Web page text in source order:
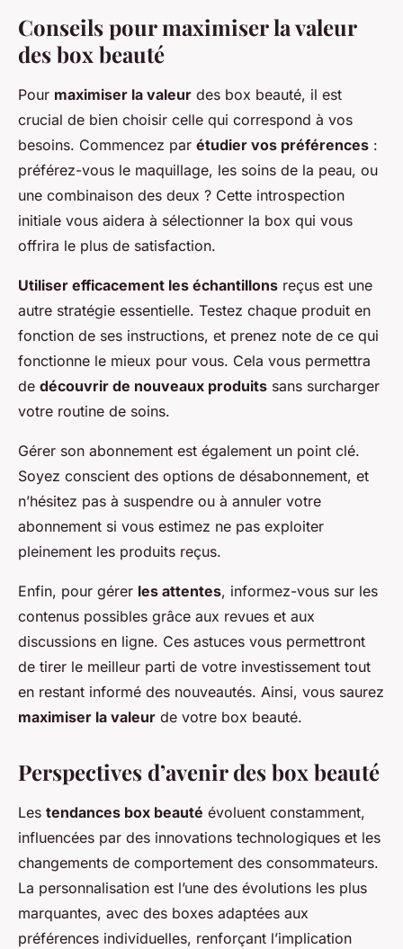
Conseils pour maximiser la valeur
des box beauté
Pour maximiser la valeur des box beauté, il est
crucial de bien choisir celle qui correspond à vos
besoins. Commencez par étudier vos préférences :
préférez-vous le maquillage, les soins de la peau, ou
une combinaison des deux ? Cette introspection
initiale vous aidera à sélectionner la box qui vous
offrira le plus de satisfaction.
Utiliser efficacement les échantillons reçus est une
autre stratégie essentielle. Testez chaque produit en
fonction de ses instructions, et prenez note de ce qui
fonctionne le mieux pour vous. Cela vous permettra
de découvrir de nouveaux produits sans surcharger
votre routine de soins.
Gérer son abonnement est également un point clé.
Soyez conscient des options de désabonnement, et
n’hésitez pas à suspendre ou à annuler votre
abonnement si vous estimez ne pas exploiter
pleinement les produits reçus.
Enfin, pour gérer les attentes, informez-vous sur les
contenus possibles grâce aux revues et aux
discussions en ligne. Ces astuces vous permettront
de tirer le meilleur parti de votre investissement tout
en restant informé des nouveautés. Ainsi, vous saurez
maximiser la valeur de votre box beauté.
Perspectives d’avenir des box beauté
Les tendances box beauté évoluent constamment,
influencées par des innovations technologiques et les
changements de comportement des consommateurs.
La personnalisation est l’une des évolutions les plus
marquantes, avec des boxes adaptées aux
préférences individuelles, renforçant l’implication